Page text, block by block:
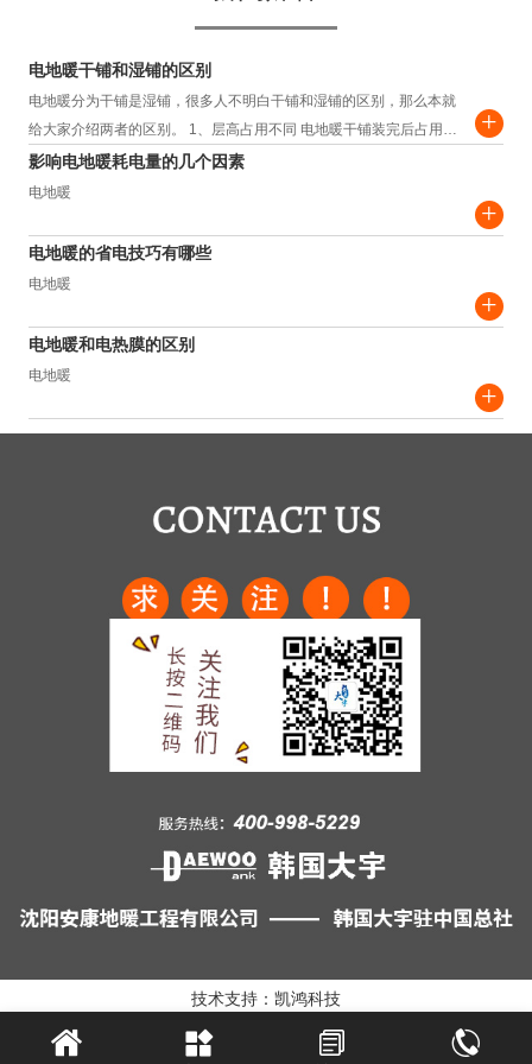
电地暖干铺和湿铺的区别
电地暖分为干铺是湿铺，很多人不明白干铺和湿铺的区别，那么本就
给大家介绍两者的区别。 1、层高占用不同 电地暖干铺装完后占用层
高约为3.5-4.5cm，而湿铺装完...
+
影响电地暖耗电量的几个因素
电地暖
+
电地暖的省电技巧有哪些
电地暖
+
电地暖和电热膜的区别
电地暖
+
技术支持：凯鸿科技
   